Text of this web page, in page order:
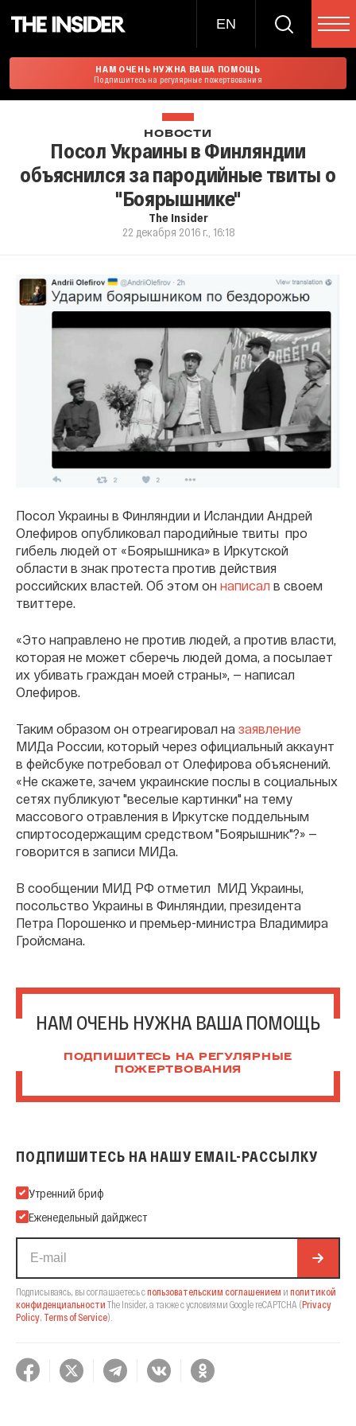
EN
НАМ ОЧЕНЬ НУЖНА ВАША ПОМОЩЬ
Подпишитесь на регулярные пожертвования
НОВОСТИ
Посол Украины в Финляндии
объяснился за пародийные твиты о
"Боярышнике"
The Insider
22 декабря 2016 г., 16:18
Посол Украины в Финляндии и Исландии Андрей
Олефиров опубликовал пародийные твиты про
гибель людей от «Боярышника» в Иркутской
области в знак протеста против действия
российских властей. Об этом он написал в своем
твиттере.
«Это направлено не против людей, а против власти,
которая не может сберечь людей дома, а посылает
их убивать граждан моей страны», — написал
Олефиров.
Таким образом он отреагировал на заявление
МИДа России, который через официальный аккаунт
в фейсбуке потребовал от Олефирова объяснений.
«Не скажете, зачем украинские послы в социальных
сетях публикуют "веселые картинки" на тему
массового отравления в Иркутске поддельным
спиртосодержащим средством "Боярышник"?» —
говорится в записи МИДа.
В сообщении МИД РФ отметил МИД Украины,
посольство Украины в Финляндии, президента
Петра Порошенко и премьер-министра Владимира
Гройсмана.
НАМ ОЧЕНЬ НУЖНА ВАША ПОМОЩЬ
ПОДПИШИТЕСЬ НА РЕГУЛЯРНЫЕ
ПОЖЕРТВОВАНИЯ
ПОДПИШИТЕСЬ НА НАШУ EMAIL-РАССЫЛКУ
Подпишитесь на нашу Email-рассылку
Утренний бриф
Еженедельный дайджест
Подписываясь, вы соглашаетесь спользовательским соглашением и политикой
конфиденциальности The Insider, а также с условиями Google reCAPTCHA (Privacy
Policy Terms of Service).